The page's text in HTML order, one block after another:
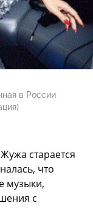
в России
старается
что
музыки,
с